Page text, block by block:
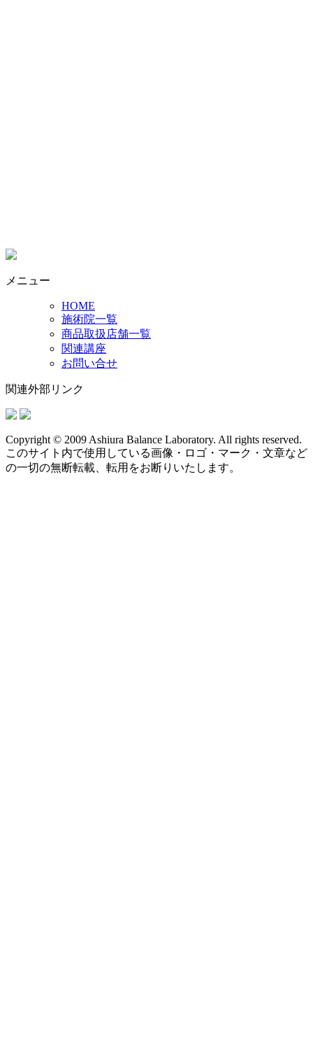
メニュー
HOME
施術院一覧
商品取扱店舗一覧
関連講座
お問い合せ
関連外部リンク
Copyright © 2009 Ashiura Balance Laboratory. All rights reserved.
このサイト内で使用している画像・ロゴ・マーク・文章など
の一切の無断転載、転用をお断りいたします。